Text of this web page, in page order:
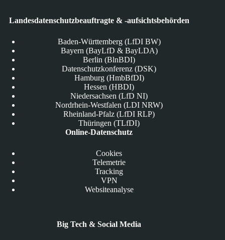
Landesdatenschutzbeauftragte & -aufsichtsbehörden
Baden-Württemberg (LfDI BW)
Bayern (BayLfD & BayLDA)
Berlin (BlnBDI)
Datenschutzkonferenz (DSK)
Hamburg (HmbBfDI)
Hessen (HBDI)
Niedersachsen (LfD NI)
Nordrhein-Westfalen (LDI NRW)
Rheinland-Pfalz (LfDI RLP)
Thüringen (TLfDI)
Online-Datenschutz
Cookies
Telemetrie
Tracking
VPN
Websiteanalyse
Big Tech & Social Media